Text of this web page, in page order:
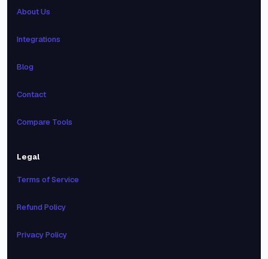
About Us
Integrations
Blog
Contact
Compare Tools
Legal
Terms of Service
Refund Policy
Privacy Policy